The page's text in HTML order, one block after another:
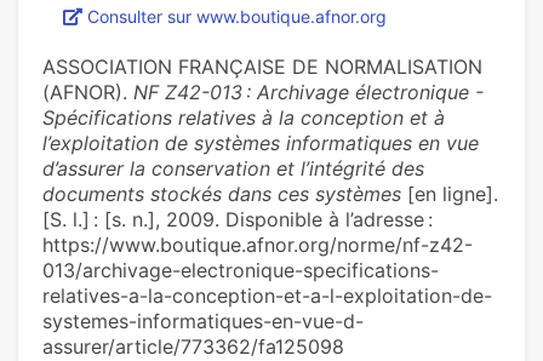
Consulter sur www.boutique.afnor.org
ASSOCIATION FRANÇAISE DE NORMALISATION
(AFNOR). NF Z42-013 : Archivage électronique -
Spécifications relatives à la conception et à
l’exploitation de systèmes informatiques en vue
d’assurer la conservation et l’intégrité des
documents stockés dans ces systèmes [en ligne].
[S. l.] : [s. n.], 2009. Disponible à l’adresse :
https://www.boutique.afnor.org/norme/nf-z42-
013/archivage-electronique-specifications-
relatives-a-la-conception-et-a-l-exploitation-de-
systemes-informatiques-en-vue-d-
assurer/article/773362/fa125098